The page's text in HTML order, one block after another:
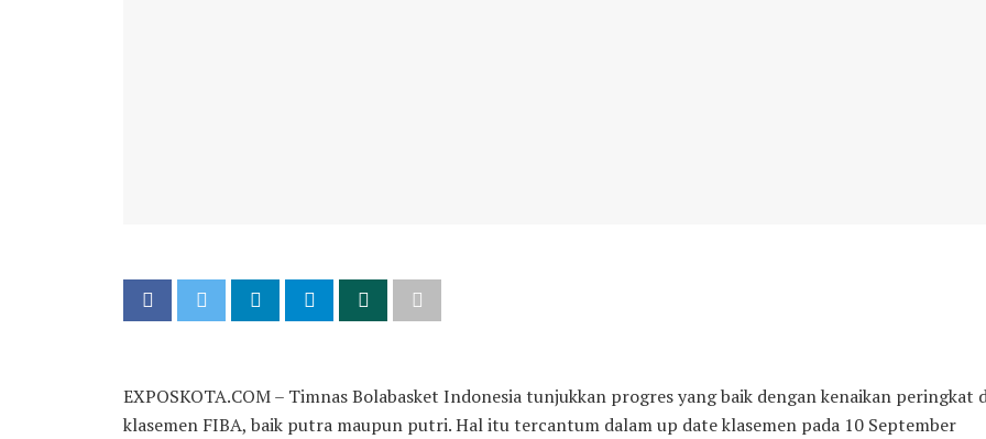
EXPOSKOTA.COM – Timnas Bolabasket Indonesia tunjukkan progres yang baik dengan kenaikan peringkat
klasemen FIBA, baik putra maupun putri. Hal itu tercantum dalam up date klasemen pada 10 September